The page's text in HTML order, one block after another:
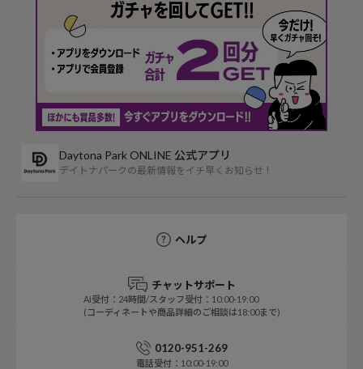
Daytona Park ONLINE 公式アプリ
デイトナパークの最新情報をイチ早くお知らせ！
ヘルプ
チャットサポート
AI受付：24時間/スタッフ受付：10:00-19:00
(コーディネートや商品詳細のご相談は18:00まで)
0120-951-269
電話受付：10:00-19:00